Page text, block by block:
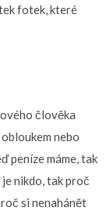
fotek, které
člověka
nebo
peníze máme, tak
nikdo, tak proč
si nenahánět